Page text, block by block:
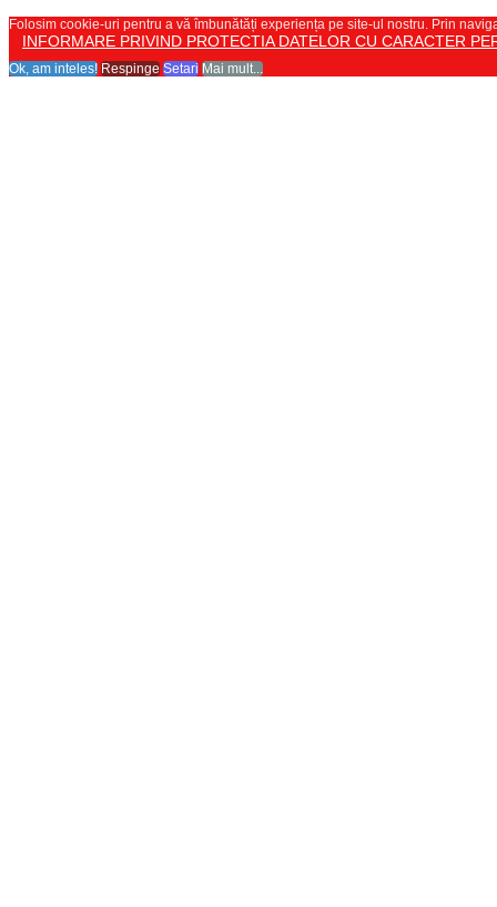
Folosim cookie-uri pentru a vă îmbunătăți experiența pe site-ul nostru. Prin
INFORMARE PRIVIND PROTECTIA DATELOR CU CARACTER
Ok, am inteles! Respinge Setari Mai mult...